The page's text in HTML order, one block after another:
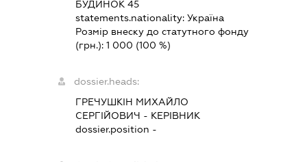
БУДИНОК 45
statements.nationality:Україна
Розмір внеску до статутного фонду
(грн.):1 000 (100 %)
dossier.heads:
ГРЕЧУШКІН МИХАЙЛО
СЕРГІЙОВИЧ - КЕРІВНИК
dossier.position -